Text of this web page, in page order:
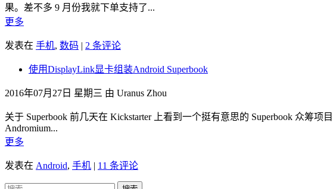
果。差不多 9 月份我就下单支持了...
更多
发表在 手机, 数码 | 2 条评论
使用DisplayLink显卡组装Android Superbook
2016年07月27日 星期三 由 Uranus Zhou
关于 Superbook 前几天在 Kickstarter 上看到一个挺有意思的 Superbook 众筹
Andromium...
更多
发表在 Android, 手机 | 11 条评论